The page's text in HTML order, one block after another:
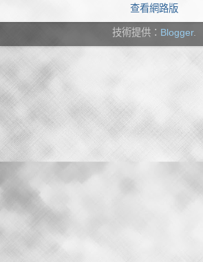
查看網路版
技術提供： Blogger.